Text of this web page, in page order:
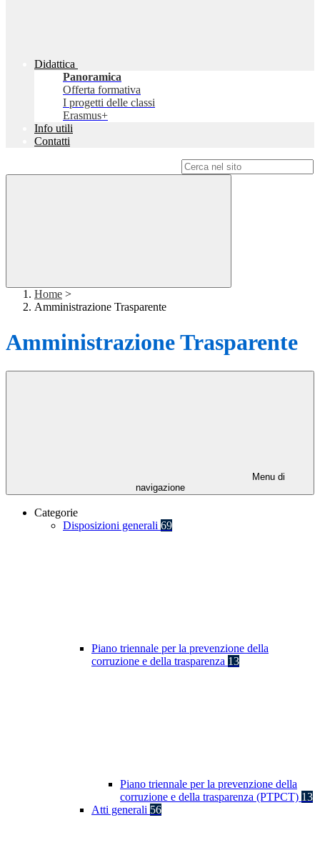
Didattica
Panoramica
Offerta formativa
I progetti delle classi
Erasmus+
Info utili
Contatti
Home >
Amministrazione Trasparente
Amministrazione Trasparente
Menu di
navigazione
Categorie
Disposizioni generali 69
Piano triennale per la prevenzione della
corruzione e della trasparenza 13
Piano triennale per la prevenzione della
corruzione e della trasparenza (PTPCT) 13
Atti generali 56